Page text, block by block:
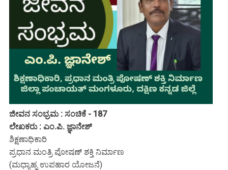
ಜೀವನ ಸಂಭ್ರಮ : ಸಂಚಿಕೆ - 187
ಲೇಖಕರು : ಎಂ.ಪಿ. ಜ್ಞಾನೇಶ್
ಶಿಕ್ಷಣಾಧಿಕಾರಿ
ಪ್ರಧಾನ ಮಂತ್ರಿ ಪೋಷಣ್ ಶಕ್ತಿ ನಿರ್ಮಾಣ
(ಮಧ್ಯಾಹ್ನ ಉಪಹಾರ ಯೋಜನೆ)